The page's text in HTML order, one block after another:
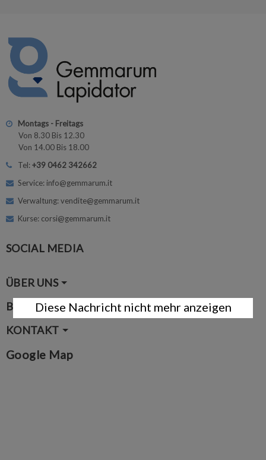
Montags - Freitags
Von 8.30 Bis 12.30
Von 14.00 Bis 18.00
Tel:+39 0462 342662
Service: info@gemmarum.it
Verwaltung: vendite@gemmarum.it
Kurse: corsi@gemmarum.it
SOCIAL MEDIA
ÜBER UNS
BENUTZERKONTO
KONTAKT
Google Map
Diese Nachricht nicht mehr anzeigen